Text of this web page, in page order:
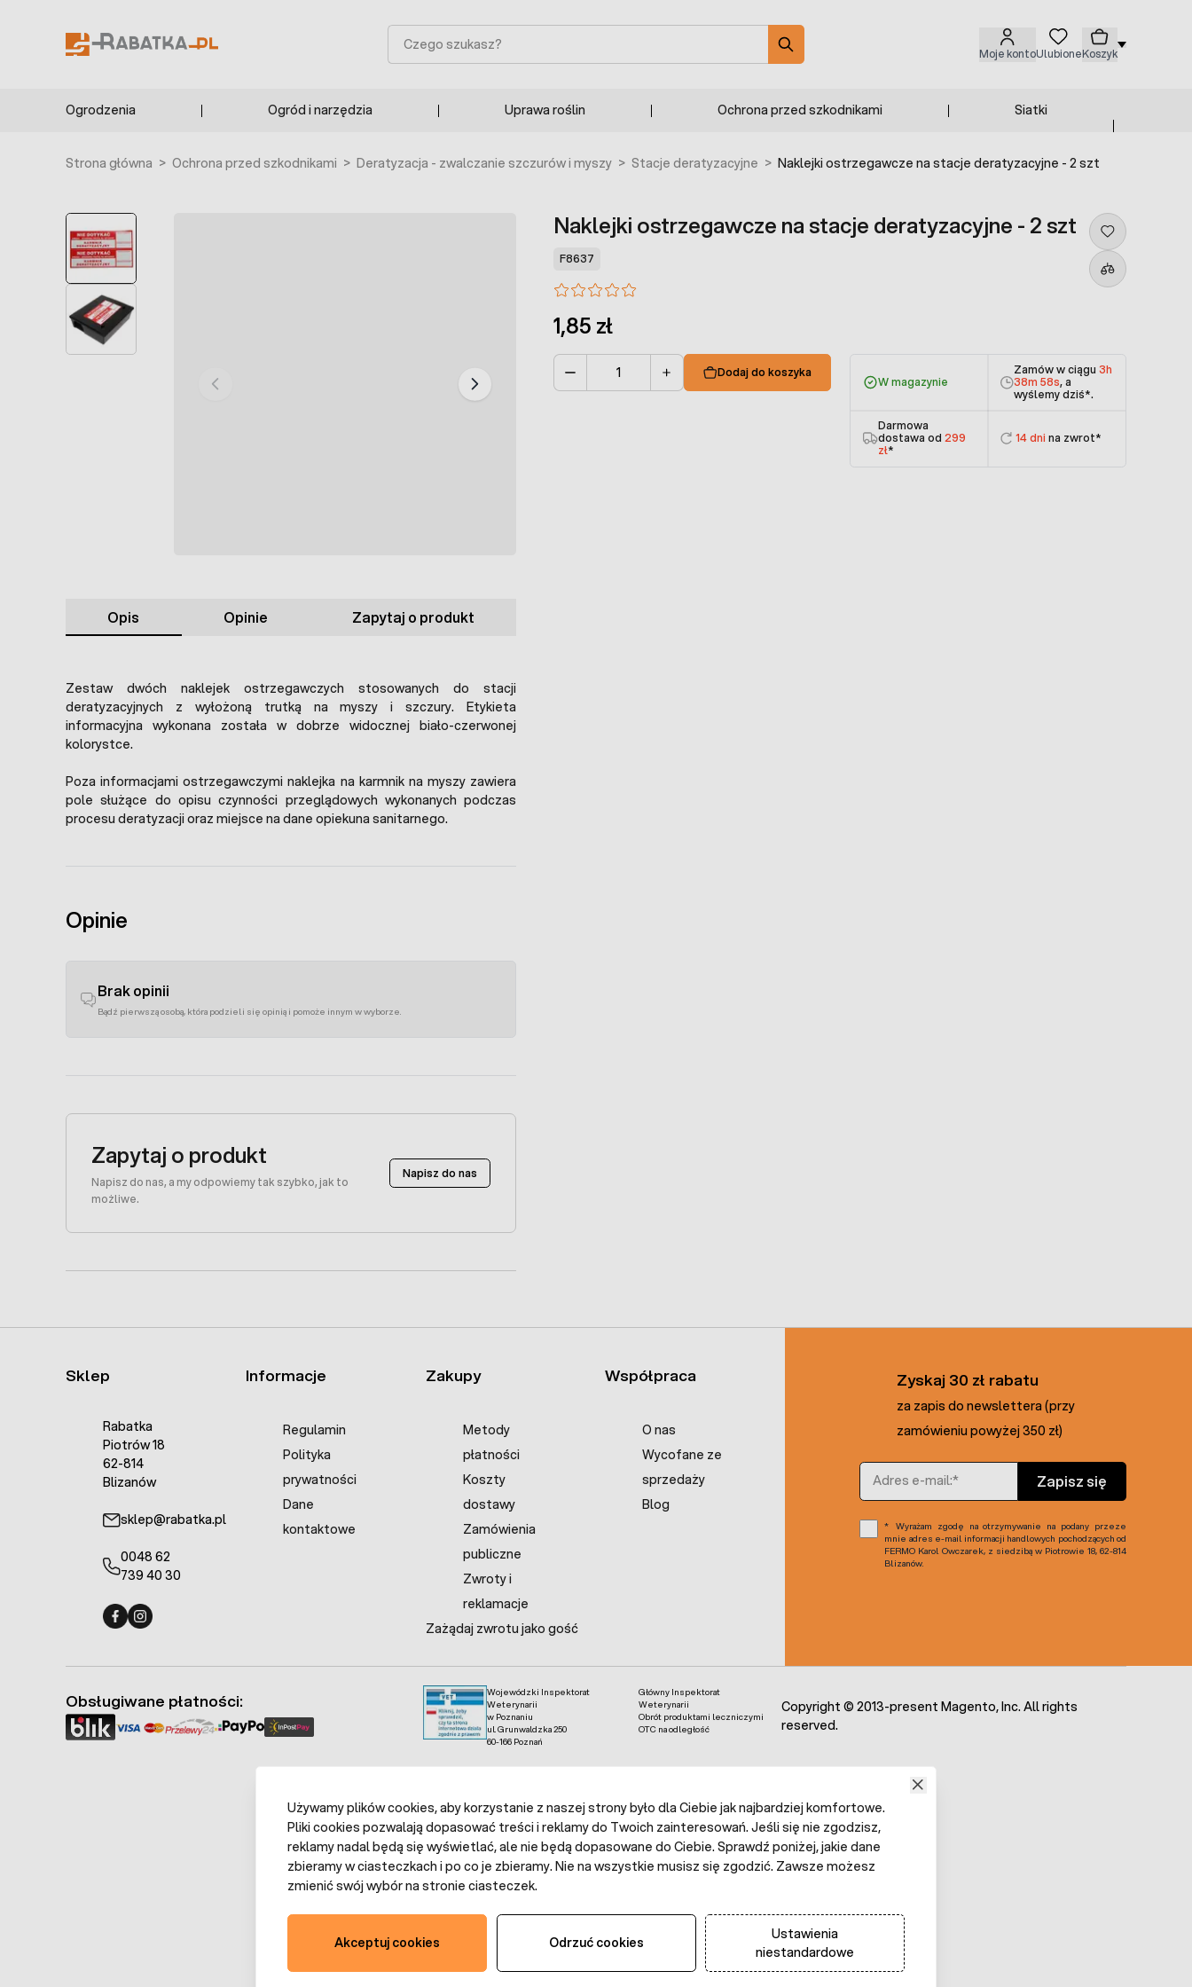
Moje kontoUlubioneKoszyk
Szukaj
Ogrodzenia Ogród i narzędzia Uprawa roślin Ochrona przed szkodnikami Siatki
Strona główna > Ochrona przed szkodnikami > Deratyzacja - zwalczanie szczurów i myszy > Stacje deratyzacyjne > Naklejki ostrzegawcze na stacje deratyzacyjne - 2 szt
Naklejki ostrzegawcze na stacje deratyzacyjne - 2 szt
F8637
1,85 zł
Dodaj do koszyka
W magazynie
Zamów w ciągu 3h
38m 58s, a
wyślemy dziś*.
Darmowa
dostawa od 299
zł*
14 dni na zwrot*
Opis Opinie Zapytaj o produkt
Zestaw dwóch naklejek ostrzegawczych stosowanych do stacji
deratyzacyjnych z wyłożoną trutką na myszy i szczury. Etykieta
informacyjna wykonana została w dobrze widocznej biało-czerwonej
kolorystce.
Poza informacjami ostrzegawczymi naklejka na karmnik na myszy zawiera
pole służące do opisu czynności przeglądowych wykonanych podczas
procesu deratyzacji oraz miejsce na dane opiekuna sanitarnego.
Opinie
Brak opinii
Bądź pierwszą osobą, która podzieli się opinią i pomoże innym w wyborze.
Zapytaj o produkt
Napisz do nas, a my odpowiemy tak szybko, jak to
możliwe.
Napisz do nas
Sklep
Rabatka
Piotrów 18
62-814
Blizanów
sklep@rabatka.pl
0048 62
739 40 30
Informacje
Regulamin
Polityka
prywatności
Dane
kontaktowe
Zakupy
Metody
płatności
Koszty
dostawy
Zamówienia
publiczne
Zwroty i
reklamacje
Zażądaj zwrotu jako gość
Współpraca
O nas
Wycofane ze
sprzedaży
Blog
Zyskaj 30 zł rabatu
za zapis do newslettera (przy
zamówieniu powyżej 350 zł)
Adres e-mail
Zapisz się
Wyrażam zgodę na otrzymywanie na podany przeze
mnie adres e-mail informacji handlowych pochodzących od
FERMO Karol Owczarek, z siedzibą w Piotrowie 18, 62-814
Blizanów.
Wojewódzki Inspektorat
Weterynarii
w Poznaniu
ul. Grunwaldzka 250
60-166 Poznań
Główny Inspektorat
Weterynarii
Obrót produktami leczniczymi
OTC na odległość
Obsługiwane płatności:
Copyright © 2013-present Magento, Inc. All rights
reserved.
Używamy plików cookies, aby korzystanie z naszej strony było dla Ciebie jak najbardziej komfortowe.
Pliki cookies pozwalają dopasować treści i reklamy do Twoich zainteresowań. Jeśli się nie zgodzisz,
reklamy nadal będą się wyświetlać, ale nie będą dopasowane do Ciebie. Sprawdź poniżej, jakie dane
zbieramy w ciasteczkach i po co je zbieramy. Nie na wszystkie musisz się zgodzić. Zawsze możesz
zmienić swój wybór na stronie ciasteczek.
Akceptuj cookies Odrzuć cookies
Ustawienia
niestandardowe